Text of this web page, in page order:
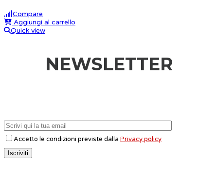
Compare
Aggiungi al carrello
Quick view
NEWSLETTER
Accetto le condizioni previste dalla Privacy policy